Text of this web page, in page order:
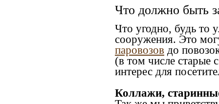
Что должно быть
Что угодно, будь то
сооружения. Это
паровозов до
(в том числе старые
интерес для
Коллажи,